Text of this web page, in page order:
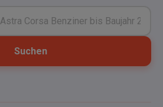
Suchen